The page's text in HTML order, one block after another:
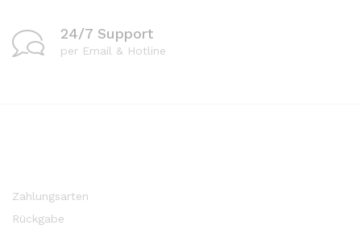
24/7 Support
per Email & Hotline
Zahlungsarten
Rückgabe